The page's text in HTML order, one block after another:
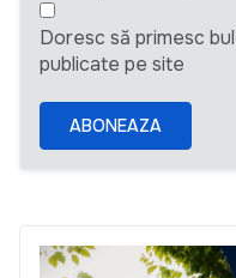
Doresc să primesc
publicate pe site
ABONEAZA